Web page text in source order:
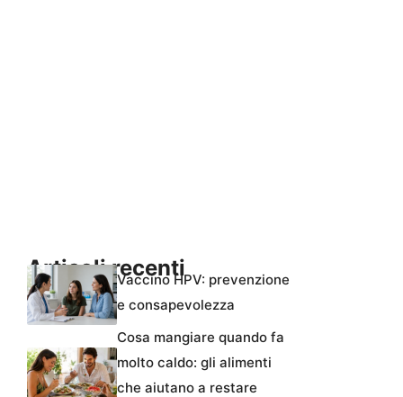
Articoli recentiVaccino HPV: prevenzione
e consapevolezza
Cosa mangiare quando fa
molto caldo: gli alimenti
che aiutano a restare